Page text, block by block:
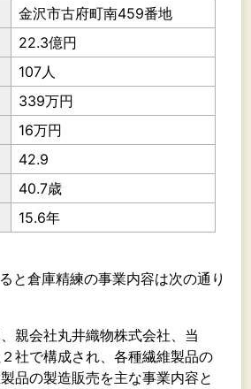
金沢市古府町南459番地
22.3億円
107人
339万円
16万円
42.9
40.7歳
15.6年
と倉庫精練の事業内容は次の通り
親会社丸井織物株式会社、当
社で構成され、各種繊維製品の
品の製造販売を主な事業内容と